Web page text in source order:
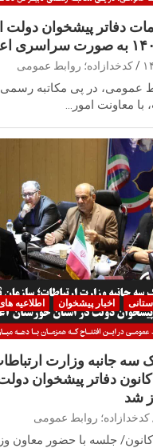
دفاتر پیشخوان دولت
کدخدازاده؛ روابط عمومی
عمومی، در پی مکاتبه رسمی
با معاونت امور…
اخبار پیشخوان
اطلاعیه
جانبه وزارت
دفاتر پیشخوان
شد
کدخدازاده؛ روابط عمومی
جلسه با حضور معاون